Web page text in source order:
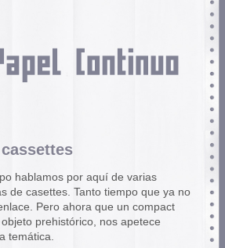
hablamos por aquí de varias
de casettes. Tanto tiempo que ya no
Pero ahora que un compact
prehistórico, nos apetece
temática.